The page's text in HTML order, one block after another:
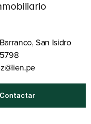
San Isidro
Contactar